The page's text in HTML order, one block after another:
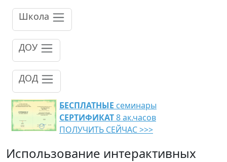
Школа
ДОУ
ДОД
БЕСПЛАТНЫЕ семинары
СЕРТИФИКАТ8 ак.часов
ПОЛУЧИТЬ СЕЙЧАС >>>
Использование интерактивных